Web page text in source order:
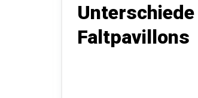
Faltpavillons